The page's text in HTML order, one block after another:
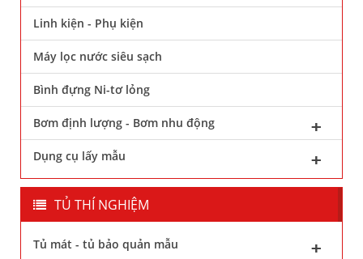
Linh kiện - Phụ kiện
Máy lọc nước siêu sạch
Bình đựng Ni-tơ lỏng
Bơm định lượng - Bơm nhu động
Dụng cụ lấy mẫu
TỦ THÍ NGHIỆM
Tủ mát - tủ bảo quản mẫu